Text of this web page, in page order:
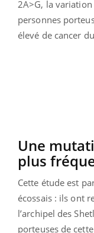
2A>G, la variation
personnes
élevé de cancer
Une
plus
Cette étude est
écossais : ils ont
l’archipel des
porteuses de